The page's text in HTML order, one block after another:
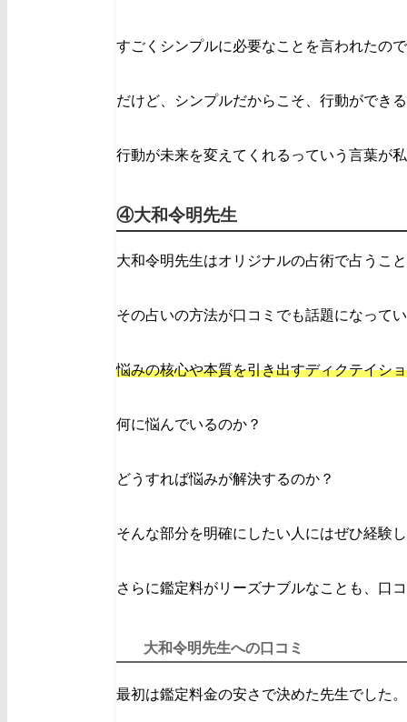
すごくシンプルに必要なことを言われたの
だけど、シンプルだからこそ、行動ができ
行動が未来を変えてくれるっていう言葉が
④大和令明先生
大和令明先生はオリジナルの占術で占うこ
その占いの方法が口コミでも話題になって
悩みの核心や本質を引き出すディクテイシ
何に悩んでいるのか？
どうすれば悩みが解決するのか？
そんな部分を明確にしたい人にはぜひ経験
さらに鑑定料がリーズナブルなことも、口
大和令明先生への口コミ
最初は鑑定料金の安さで決めた先生でした。